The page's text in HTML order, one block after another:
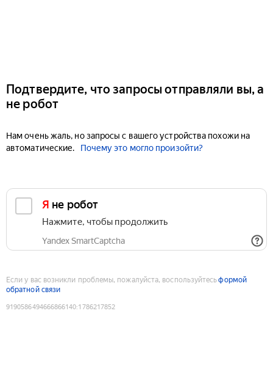
Подтвердите, что запросы отправляли вы, а
не робот
Нам очень жаль, но запросы с вашего устройства похожи на
автоматические.
Почему это могло произойти?
Я не робот
Нажмите, чтобы продолжить
Yandex SmartCaptcha
Если у вас возникли проблемы, пожалуйста, воспользуйтесьформой
обратной связи
9190586494666866140:1786217852